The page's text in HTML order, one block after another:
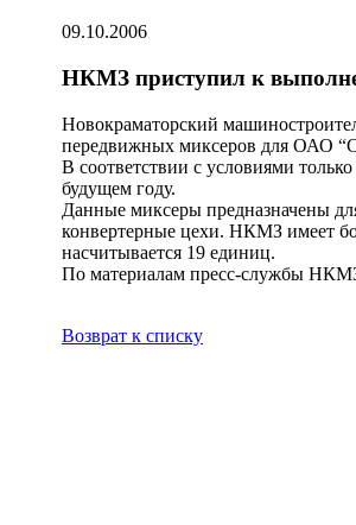
09.10.2006
НКМЗ приступил к
Новокраматорский
передвижных миксеров для ОАО
В соответствии с условиями
будущем году.
Данные миксеры предназначены
конвертерные цехи. НКМЗ имеет
насчитывается 19 единиц.
По материалам пресс-службы
Возврат к списку